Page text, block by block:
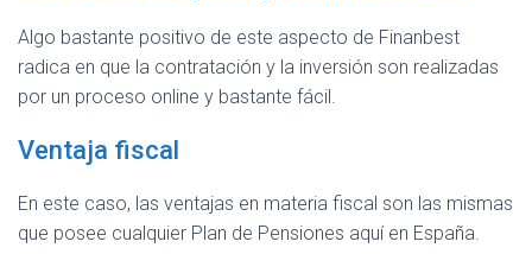
Algo bastante positivo de este aspecto de Finanbest
radica en que la contratación y la inversión son realizadas
por un proceso online y bastante fácil.
Ventaja fiscal
En este caso, las ventajas en materia fiscal son las mismas
que posee cualquier Plan de Pensiones aquí en España.